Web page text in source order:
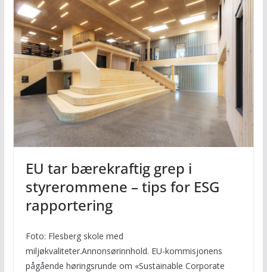
EU tar bærekraftig grep i
styrerommene – tips for ESG
rapportering
Foto: Flesberg skole med
miljøkvaliteter.Annonsørinnhold. EU-kommisjonens
pågående høringsrunde om «Sustainable Corporate